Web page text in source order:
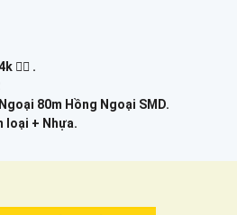
👍🏾 .
80m Hồng Ngoại SMD.
loại + Nhựa.